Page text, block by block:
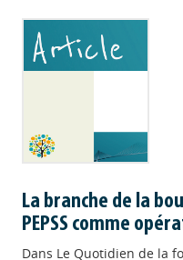
La branche de la
PEPSS comme
Dans Le Quotidien de la